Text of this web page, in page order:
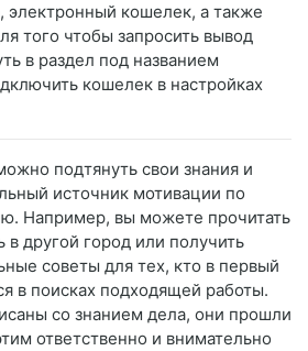
электронный кошелек, а также
того чтобы запросить вывод
в раздел под названием
кошелек в настройках
подтянуть свои знания и
источник мотивации по
Например, вы можете прочитать
в другой город или получить
советы для тех, кто в первый
в поисках подходящей работы.
со знанием дела, они прошли
ответственно и внимательно